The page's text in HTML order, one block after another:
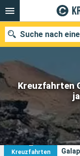
Kreuzfahrten
Suche nach
Unsere Ziele
Abfahrtsmonat
Häfen
2
Kreuzfahrten
Ihre